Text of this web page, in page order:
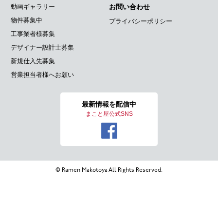
動画ギャラリー
物件募集中
工事業者様募集
デザイナー設計士募集
新規仕入先募集
営業担当者様へお願い
お問い合わせ
プライバシーポリシー
最新情報を配信中
まこと屋公式SNS
© Ramen Makotoya All Rights Reserved.